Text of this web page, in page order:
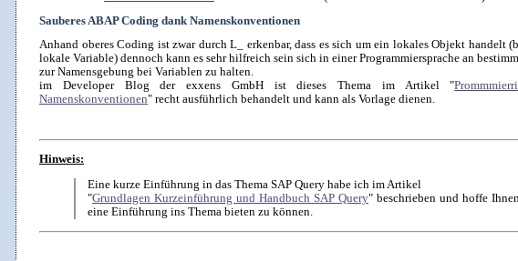
Sauberes ABAP Coding dank Namenskonventionen
Anhand oberes Coding ist zwar durch L_ erkenbar, dass es sich um ein lokales Objekt handelt
lokale Variable) dennoch kann es sehr hilfreich sein sich in einer Programmiersprache an
zur Namensgebung bei Variablen zu halten.
im Developer Blog der exxens GmbH ist dieses Thema im Artikel "
Namenskonventionen" recht ausführlich behandelt und kann als Vorlage dienen.
Hinweis:
Eine kurze Einführung in das Thema SAP Query habe ich im Artikel
"Grundlagen Kurzeinführung und Handbuch SAP Query" beschrieben und hoffe
eine Einführung ins Thema bieten zu können.